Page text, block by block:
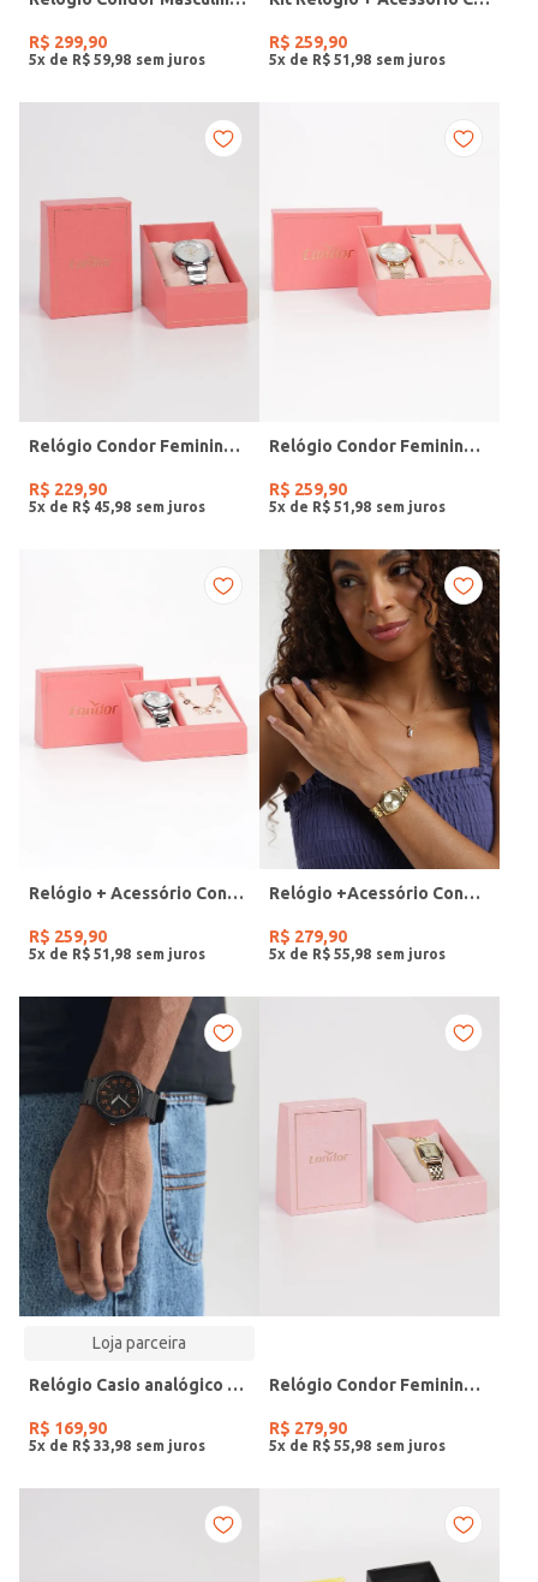
R$ 299,90
5x de R$ 59 98
R$ 259,90
5x de R$ 51 98
Relógio Condor Feminino PRATA
R$ 229,90
5x de R$ 45 98
Relógio Condor Feminino DOURADO
R$ 259,90
5x de R$ 51 98
Relógio + Acessório Condor Feminino PRATA
R$ 259,90
5x de R$ 51 98
Relógio +Acessório Condor Feminino DOURADO
R$ 279,90
5x de R$ 55 98
Loja parceira
Relógio Casio analógico MW-240-4BVDF-SC
R$ 169,90
5x de R$ 33 98
Relógio Condor Feminino DOURADO
R$ 279,90
5x de R$ 55 98